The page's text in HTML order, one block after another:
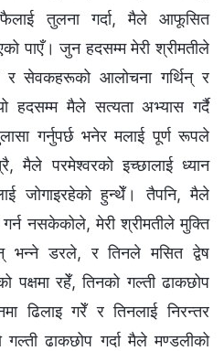
तुलना गर्दा, मैले आफूसित
पाएँ। जुन हदसम्म मेरी श्रीमतीले
र सेवकहरूको आलोचना गर्थिन् र
हदसम्म मैले सत्यता अभ्यास गर्दै
गर्नुपर्छ भनेर मलाई पूर्ण रूपले
मैले परमेश्‍वरको इच्छालाई ध्यान
जोगाइरहेको हुन्थेँ। तैपनि, मैले
गर्न नसकेकोले, मेरी श्रीमतीले मुक्ति
भन्‍ने डरले, र तिनले मसित द्वेष
पक्षमा रहेँ, तिनको गल्ती ढाकछोप
ढिलाइ गरेँ र तिनलाई निरन्तर
ढाकछोप गर्दा मैले मण्डलीको